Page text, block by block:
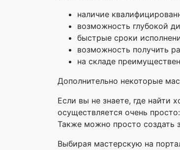
наличие
возможность глубокой
быстрые сроки
возможность получить
на складе
Дополнительно некоторые
Если вы не знаете, где найти
осуществляется очень
Также можно просто создать
Выбирая мастерскую на